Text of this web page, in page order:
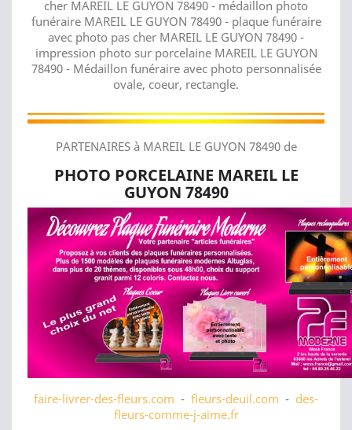
cher MAREIL LE GUYON 78490 - médaillon photo
funéraire MAREIL LE GUYON 78490 - plaque funéraire
avec photo pas cher MAREIL LE GUYON 78490 -
impression photo sur porcelaine MAREIL LE GUYON
78490 - Médaillon funéraire avec photo personnalisée
ovale, coeur, rectangle.
PARTENAIRES à MAREIL LE GUYON 78490 de
PHOTO PORCELAINE MAREIL LE
GUYON 78490
faire-livrer-des-fleurs.com - fleurs-deuil.com - des-
fleurs-comme-j-aime.fr